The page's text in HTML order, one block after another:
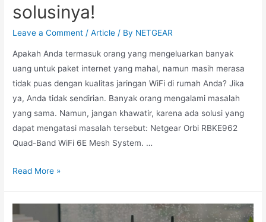
solusinya!
Leave a Comment /Article / By NETGEAR
Apakah Anda termasuk orang yang mengeluarkan banyak
uang untuk paket internet yang mahal, namun masih merasa
tidak puas dengan kualitas jaringan WiFi di rumah Anda? Jika
ya, Anda tidak sendirian. Banyak orang mengalami masalah
yang sama. Namun, jangan khawatir, karena ada solusi yang
dapat mengatasi masalah tersebut: Netgear Orbi RBKE962
Quad-Band WiFi 6E Mesh System. …
Read More »